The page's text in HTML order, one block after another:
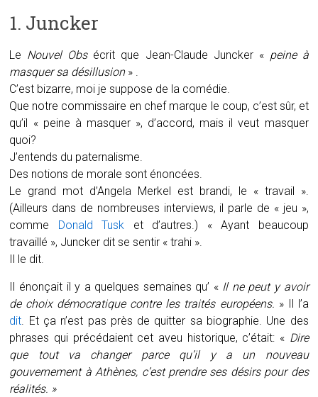
1. Juncker
Le Nouvel Obsécrit que Jean-Claude Juncker « peine à
masquer sa désillusion» .
C’est bizarre, moi je suppose de la comédie.
Que notre commissaire en chef marque le coup, c’est sûr, et
qu’il « peine à masquer », d’accord, mais il veut masquer
quoi?
J’entends du paternalisme.
Des notions de morale sont énoncées.
Le grand mot d’Angela Merkel est brandi, le « travail ».
(Ailleurs dans de nombreuses interviews, il parle de « jeu »,
comme
Donald Tusk et d’autres.) « Ayant beaucoup
travaillé », Juncker dit se sentir « trahi ».
Il le dit.
Il énonçait il y a quelques semaines qu’ « Il ne peut y avoir
de choix démocratique contre les traités européens. » Il l’a
dit. Et ça n’est pas près de quitter sa biographie. Une des
phrases qui précédaient cet aveu historique, c’était: « Dire
que tout va changer parce qu’il y a un nouveau
gouvernement à Athènes, c’est prendre ses désirs pour des
réalités. »